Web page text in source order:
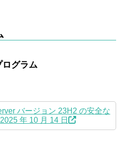
グラム
バージョン 23H2 の安全な
年 10 月 14 日